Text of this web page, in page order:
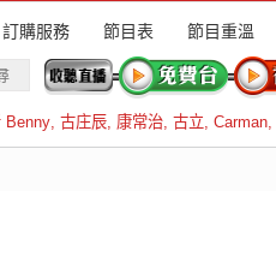
訂購服務 節目表 節目重溫
Benny, 古庄辰, 康常治, 古立, Carman,